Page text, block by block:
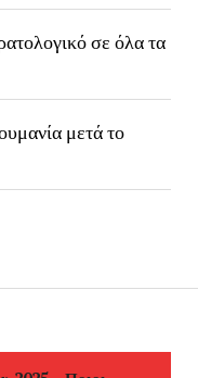
σε όλα τα
μετά το